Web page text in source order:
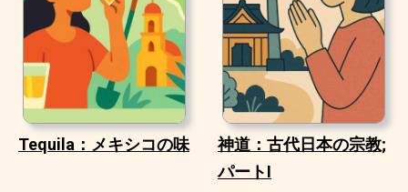
Tequila：メキシコの味
神道：古代日本の宗教;
パートI